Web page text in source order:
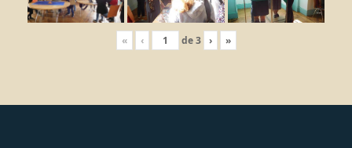
« ‹ de3 › »